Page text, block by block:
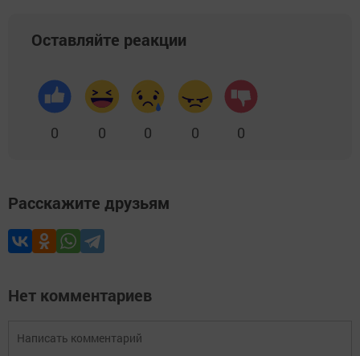
Оставляйте реакции
0 0 0 0 0
Расскажите друзьям
Нет комментариев